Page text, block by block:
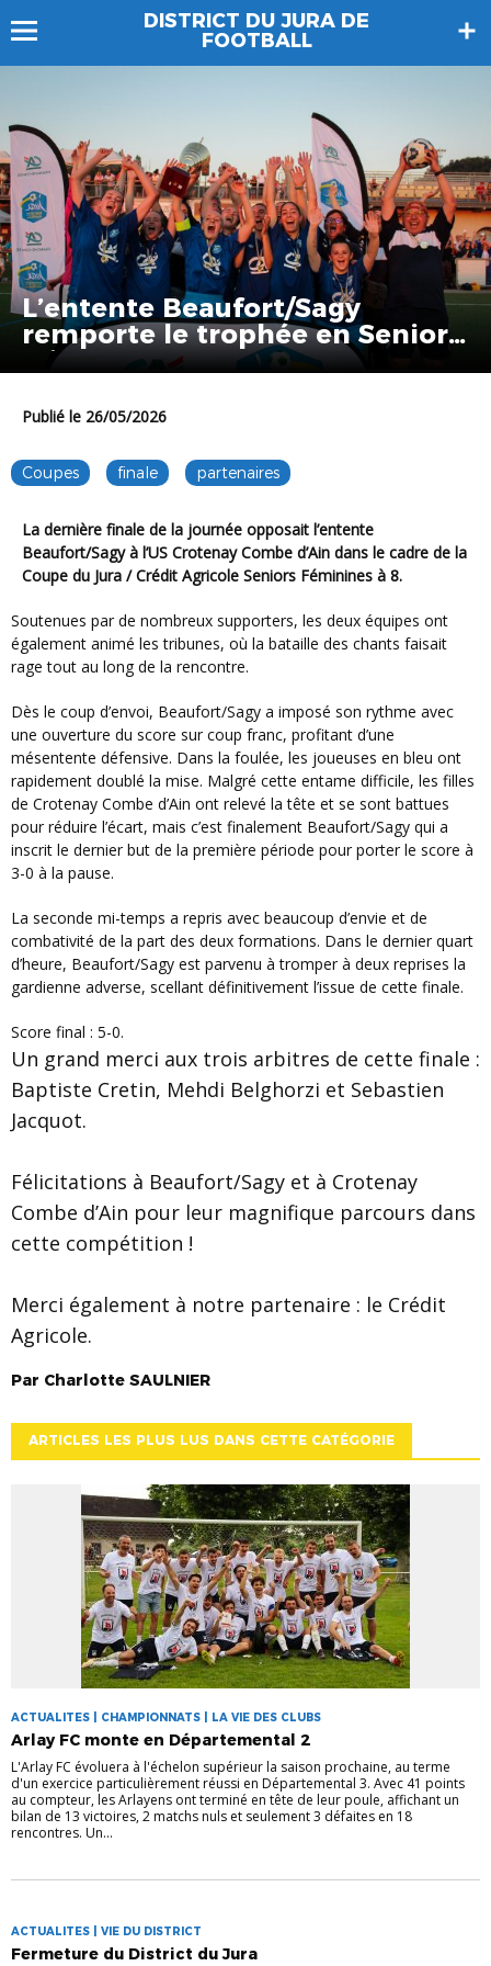
DISTRICT DU JURA DE
FOOTBALL
L’entente Beaufort/Sagy
remporte le trophée en Senior
F à 8
Publié le 26/05/2026
Coupes finale partenaires
La dernière finale de la journée opposait l’entente
Beaufort/Sagy à l’US Crotenay Combe d’Ain dans le cadre de la
Coupe du Jura / Crédit Agricole Seniors Féminines à 8.
Soutenues par de nombreux supporters, les deux équipes ont
également animé les tribunes, où la bataille des chants faisait
rage tout au long de la rencontre.
Dès le coup d’envoi, Beaufort/Sagy a imposé son rythme avec
une ouverture du score sur coup franc, profitant d’une
mésentente défensive. Dans la foulée, les joueuses en bleu ont
rapidement doublé la mise. Malgré cette entame difficile, les filles
de Crotenay Combe d’Ain ont relevé la tête et se sont battues
pour réduire l’écart, mais c’est finalement Beaufort/Sagy qui a
inscrit le dernier but de la première période pour porter le score à
3-0 à la pause.
La seconde mi-temps a repris avec beaucoup d’envie et de
combativité de la part des deux formations. Dans le dernier quart
d’heure, Beaufort/Sagy est parvenu à tromper à deux reprises la
gardienne adverse, scellant définitivement l’issue de cette finale.
Score final : 5-0.
Un grand merci aux trois arbitres de cette finale :
Baptiste Cretin, Mehdi Belghorzi et Sebastien
Jacquot.
Félicitations à Beaufort/Sagy et à Crotenay
Combe d’Ain pour leur magnifique parcours dans
cette compétition !
Merci également à notre partenaire : le Crédit
Agricole.
Par Charlotte SAULNIER
ARTICLES LES PLUS LUS DANS CETTE CATÉGORIE
ACTUALITES | CHAMPIONNATS | LA VIE DES CLUBS
Arlay FC monte en Départemental 2
L'Arlay FC évoluera à l'échelon supérieur la saison prochaine, au terme
d'un exercice particulièrement réussi en Départemental 3. Avec 41 points
au compteur, les Arlayens ont terminé en tête de leur poule, affichant un
bilan de 13 victoires, 2 matchs nuls et seulement 3 défaites en 18
rencontres. Un...
ACTUALITES | VIE DU DISTRICT
Fermeture du District du Jura